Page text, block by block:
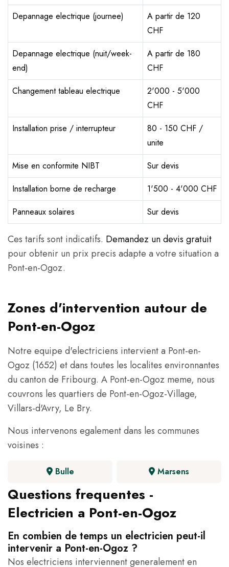
Depannage electrique (journee)
A partir de 120
CHF
Depannage electrique (nuit/week-
end)
A partir de 180
CHF
Changement tableau electrique
2'000 - 5'000
CHF
Installation prise / interrupteur
80 - 150 CHF /
unite
Mise en conformite NIBT
Sur devis
Installation borne de recharge
1'500 - 4'000 CHF
Panneaux solaires
Sur devis
Ces tarifs sont indicatifs. Demandez un devis gratuit
pour obtenir un prix precis adapte a votre situation a
Pont-en-Ogoz.
Zones d'intervention autour de
Pont-en-Ogoz
Notre equipe d'electriciens intervient a Pont-en-
Ogoz (1652) et dans toutes les localites environnantes
du canton de Fribourg. A Pont-en-Ogoz meme, nous
couvrons les quartiers de Pont-en-Ogoz-Village,
Villars-d'Avry, Le Bry.
Nous intervenons egalement dans les communes
voisines :
Bulle Marsens
Questions frequentes -
Electricien a Pont-en-Ogoz
En combien de temps un electricien peut-il
intervenir a Pont-en-Ogoz ?
Nos electriciens interviennent generalement en